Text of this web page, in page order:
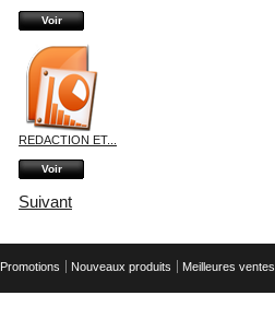
Voir
REDACTION ET...
Voir
Suivant
Promotions Nouveaux produits Meilleures ventes